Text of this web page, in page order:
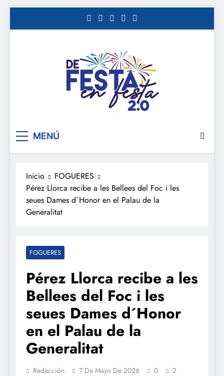
De festa en festa 2.0
MENÚ
Inicio
FOGUERES
Pérez Llorca recibe a les Bellees del Foc i les
seues Dames d´Honor en el Palau de la
Generalitat
FOGUERES
Pérez Llorca recibe a les
Bellees del Foc i les
seues Dames d´Honor
en el Palau de la
Generalitat
Redacción 7 De Mayo De 2026 0
2